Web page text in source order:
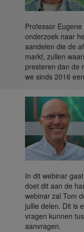
Professor
onderzoek naar
aandelen die de
markt, zullen
presteren dan de
we sinds 2016
In dit webinar
doet dit aan de
webinar zal Tom
jullie delen. Dit is
vragen kunnen
aanvragen.